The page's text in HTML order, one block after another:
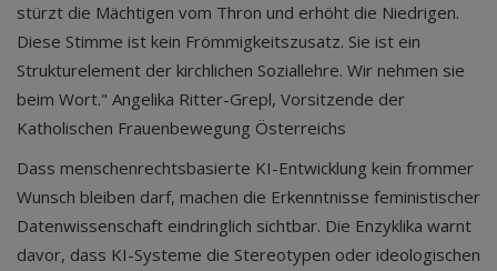
stürzt die Mächtigen vom Thron und erhöht die Niedrigen.
Diese Stimme ist kein Frömmigkeitszusatz. Sie ist ein
Strukturelement der kirchlichen Soziallehre. Wir nehmen sie
beim Wort." Angelika Ritter-Grepl, Vorsitzende der
Katholischen Frauenbewegung Österreichs
Dass menschenrechtsbasierte KI-Entwicklung kein frommer
Wunsch bleiben darf, machen die Erkenntnisse feministischer
Datenwissenschaft eindringlich sichtbar. Die Enzyklika warnt
davor, dass KI-Systeme die Stereotypen oder ideologischen